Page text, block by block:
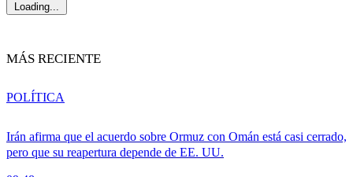
Loading...
MÁS RECIENTE
Irán afirma que el acuerdo sobre Ormuz con Omán está casi cerrado,
pero que su reapertura depende de EE. UU.
POLÍTICA